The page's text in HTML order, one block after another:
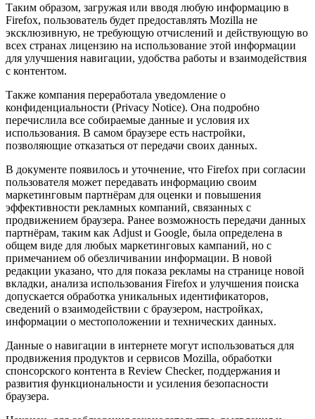
Таким образом, загружая или вводя любую информацию в
Firefox, пользователь будет предоставлять Mozilla не
эксклюзивную, не требующую отчислений и действующую во
всех странах лицензию на использование этой информации
для улучшения навигации, удобства работы и взаимодействия
с контентом.
Также компания переработала уведомление о
конфиденциальности (Privacy Notice). Она подробно
перечислила все собираемые данные и условия их
использования. В самом браузере есть настройки,
позволяющие отказаться от передачи своих данных.
В документе появилось и уточнение, что Firefox при согласии
пользователя может передавать информацию своим
маркетинговым партнёрам для оценки и повышения
эффективности рекламных компаний, связанных с
продвижением браузера. Ранее возможность передачи данных
партнёрам, таким как Adjust и Google, была определена в
общем виде для любых маркетинговых кампаний, но с
примечанием об обезличивании информации. В новой
редакции указано, что для показа рекламы на странице новой
вкладки, анализа использования Firefox и улучшения поиска
допускается обработка уникальных идентификаторов,
сведений о взаимодействии с браузером, настройках,
информации о местоположении и технических данных.
Данные о навигации в интернете могут использоваться для
продвижения продуктов и сервисов Mozilla, обработки
спонсорского контента в Review Checker, поддержания и
развития функциональности и усиления безопасности
браузера.